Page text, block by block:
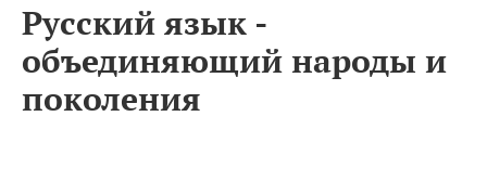
Русский язык -
объединяющий народы и
поколения